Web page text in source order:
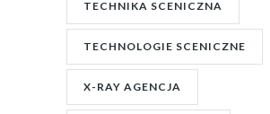
TECHNIKA SCENICZNA
TECHNOLOGIE SCENICZNE
X-RAY AGENCJA